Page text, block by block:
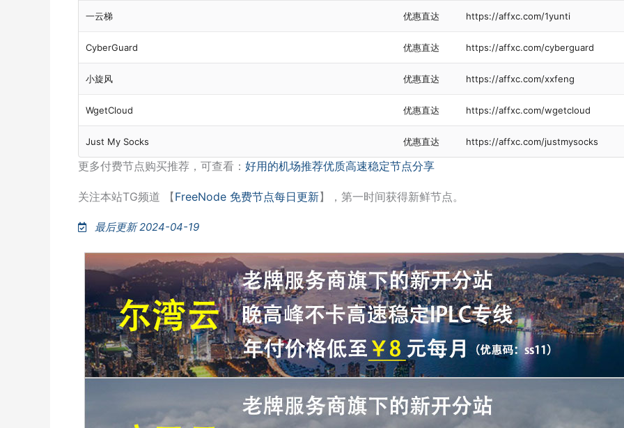
一云梯 优惠直达 https://affxc.com/1yunti
CyberGuard 优惠直达 https://affxc.com/cyberguard
小旋风 优惠直达 https://affxc.com/xxfeng
WgetCloud 优惠直达 https://affxc.com/wgetcloud
Just My Socks 优惠直达 https://affxc.com/justmysocks
更多付费节点购买推荐，可查看： 好用的机场推荐优质高速稳定节点分享
关注本站TG频道 【FreeNode 免费节点每日更新】，第一时间获得新鲜节点。
最后更新 2024-04-19